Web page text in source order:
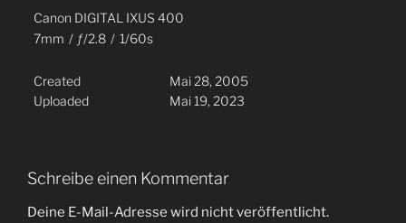
Canon DIGITAL IXUS 400
7mm / ƒ/2.8 / 1/60s
Created
Mai 28, 2005
Uploaded
Mai 19, 2023
Schreibe einen Kommentar
Deine E-Mail-Adresse wird nicht veröffentlicht.